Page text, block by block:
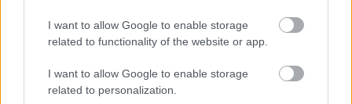
I want to allow Google to enable storage
related to functionality of the website or app.
I want to allow Google to enable storage
related to personalization.
Autópiac